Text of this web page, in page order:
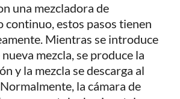
una mezcladora de
estos pasos tienen
Mientras se introduce
mezcla, se produce la
y la mezcla se descarga al
la cámara de